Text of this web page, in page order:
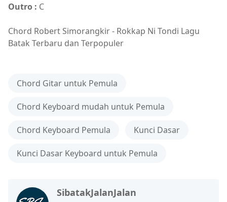
Outro : C
Chord Robert Simorangkir - Rokkap Ni Tondi Lagu
Batak Terbaru dan Terpopuler
Chord Gitar untuk Pemula
Chord Keyboard mudah untuk Pemula
Chord Keyboard Pemula Kunci Dasar
Kunci Dasar Keyboard untuk Pemula
SibatakJalanJalan